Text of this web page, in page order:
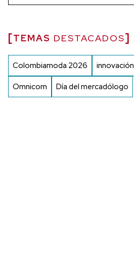
TEMAS DESTACADOS
Colombiamoda 2026 innovación
Omnicom Día del mercadólogo